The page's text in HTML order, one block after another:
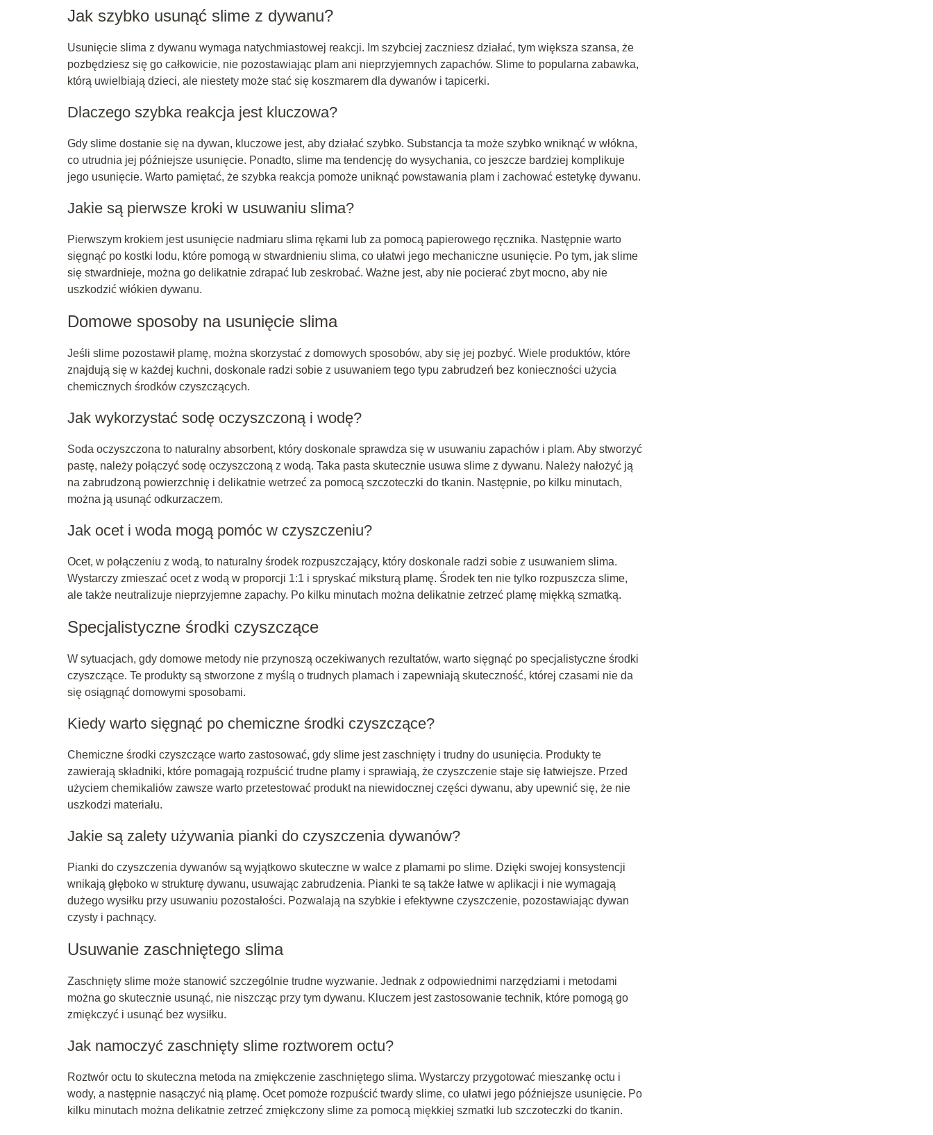
Jak szybko usunąć slime z dywanu?
Usunięcie slima z dywanu wymaga natychmiastowej reakcji. Im szybciej zaczniesz działać, tym większa szansa, że
pozbędziesz się go całkowicie, nie pozostawiając plam ani nieprzyjemnych zapachów. Slime to popularna zabawka,
którą uwielbiają dzieci, ale niestety może stać się koszmarem dla dywanów i tapicerki.
Dlaczego szybka reakcja jest kluczowa?
Gdy slime dostanie się na dywan, kluczowe jest, aby działać szybko. Substancja ta może szybko wniknąć w włókna,
co utrudnia jej późniejsze usunięcie. Ponadto, slime ma tendencję do wysychania, co jeszcze bardziej komplikuje
jego usunięcie. Warto pamiętać, że szybka reakcja pomoże uniknąć powstawania plam i zachować estetykę dywanu.
Jakie są pierwsze kroki w usuwaniu slima?
Pierwszym krokiem jest usunięcie nadmiaru slima rękami lub za pomocą papierowego ręcznika. Następnie warto
sięgnąć po kostki lodu, które pomogą w stwardnieniu slima, co ułatwi jego mechaniczne usunięcie. Po tym, jak slime
się stwardnieje, można go delikatnie zdrapać lub zeskrobać. Ważne jest, aby nie pocierać zbyt mocno, aby nie
uszkodzić włókien dywanu.
Domowe sposoby na usunięcie slima
Jeśli slime pozostawił plamę, można skorzystać z domowych sposobów, aby się jej pozbyć. Wiele produktów, które
znajdują się w każdej kuchni, doskonale radzi sobie z usuwaniem tego typu zabrudzeń bez konieczności użycia
chemicznych środków czyszczących.
Jak wykorzystać sodę oczyszczoną i wodę?
Soda oczyszczona to naturalny absorbent, który doskonale sprawdza się w usuwaniu zapachów i plam. Aby stworzyć
pastę, należy połączyć sodę oczyszczoną z wodą. Taka pasta skutecznie usuwa slime z dywanu. Należy nałożyć ją
na zabrudzoną powierzchnię i delikatnie wetrzeć za pomocą szczoteczki do tkanin. Następnie, po kilku minutach,
można ją usunąć odkurzaczem.
Jak ocet i woda mogą pomóc w czyszczeniu?
Ocet, w połączeniu z wodą, to naturalny środek rozpuszczający, który doskonale radzi sobie z usuwaniem slima.
Wystarczy zmieszać ocet z wodą w proporcji 1:1 i spryskać miksturą plamę. Środek ten nie tylko rozpuszcza slime,
ale także neutralizuje nieprzyjemne zapachy. Po kilku minutach można delikatnie zetrzeć plamę miękką szmatką.
Specjalistyczne środki czyszczące
W sytuacjach, gdy domowe metody nie przynoszą oczekiwanych rezultatów, warto sięgnąć po specjalistyczne środki
czyszczące. Te produkty są stworzone z myślą o trudnych plamach i zapewniają skuteczność, której czasami nie da
się osiągnąć domowymi sposobami.
Kiedy warto sięgnąć po chemiczne środki czyszczące?
Chemiczne środki czyszczące warto zastosować, gdy slime jest zaschnięty i trudny do usunięcia. Produkty te
zawierają składniki, które pomagają rozpuścić trudne plamy i sprawiają, że czyszczenie staje się łatwiejsze. Przed
użyciem chemikaliów zawsze warto przetestować produkt na niewidocznej części dywanu, aby upewnić się, że nie
uszkodzi materiału.
Jakie są zalety używania pianki do czyszczenia dywanów?
Pianki do czyszczenia dywanów są wyjątkowo skuteczne w walce z plamami po slime. Dzięki swojej konsystencji
wnikają głęboko w strukturę dywanu, usuwając zabrudzenia. Pianki te są także łatwe w aplikacji i nie wymagają
dużego wysiłku przy usuwaniu pozostałości. Pozwalają na szybkie i efektywne czyszczenie, pozostawiając dywan
czysty i pachnący.
Usuwanie zaschniętego slima
Zaschnięty slime może stanowić szczególnie trudne wyzwanie. Jednak z odpowiednimi narzędziami i metodami
można go skutecznie usunąć, nie niszcząc przy tym dywanu. Kluczem jest zastosowanie technik, które pomogą go
zmiękczyć i usunąć bez wysiłku.
Jak namoczyć zaschnięty slime roztworem octu?
Roztwór octu to skuteczna metoda na zmiękczenie zaschniętego slima. Wystarczy przygotować mieszankę octu i
wody, a następnie nasączyć nią plamę. Ocet pomoże rozpuścić twardy slime, co ułatwi jego późniejsze usunięcie. Po
kilku minutach można delikatnie zetrzeć zmiękczony slime za pomocą miękkiej szmatki lub szczoteczki do tkanin.